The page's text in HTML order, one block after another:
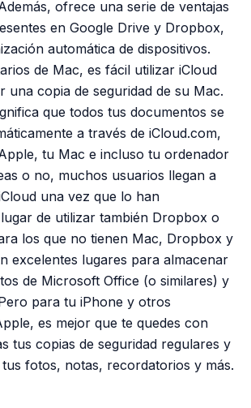
ofrece una serie de ventajas
en Google Drive y Dropbox,
automática de dispositivos.
de Mac, es fácil utilizar iCloud
una copia de seguridad de su Mac.
que todos tus documentos se
a través de iCloud.com,
tu Mac e incluso tu ordenador
o no, muchos usuarios llegan a
una vez que lo han
de utilizar también Dropbox o
los que no tienen Mac, Dropbox y
excelentes lugares para almacenar
de Microsoft Office (o similares) y
para tu iPhone y otros
es mejor que te quedes con
tus copias de seguridad regulares y
fotos, notas, recordatorios y más.